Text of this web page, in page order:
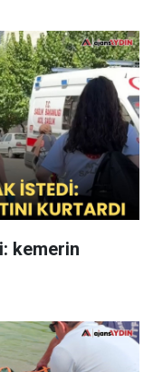
kemerin